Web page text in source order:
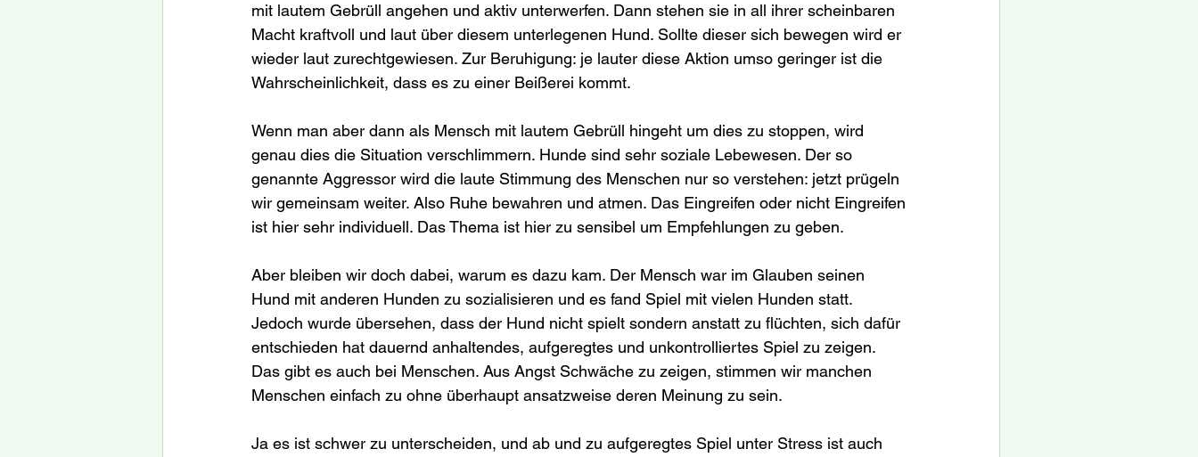
mit lautem Gebrüll angehen und aktiv unterwerfen. Dann stehen sie in all ihrer scheinbaren
Macht kraftvoll und laut über diesem unterlegenen Hund. Sollte dieser sich bewegen wird er
wieder laut zurechtgewiesen. Zur Beruhigung: je lauter diese Aktion umso geringer ist die
Wahrscheinlichkeit, dass es zu einer Beißerei kommt.
Wenn man aber dann als Mensch mit lautem Gebrüll hingeht um dies zu stoppen, wird
genau dies die Situation verschlimmern. Hunde sind sehr soziale Lebewesen. Der so
genannte Aggressor wird die laute Stimmung des Menschen nur so verstehen: jetzt prügeln
wir gemeinsam weiter. Also Ruhe bewahren und atmen. Das Eingreifen oder nicht Eingreifen
ist hier sehr individuell. Das Thema ist hier zu sensibel um Empfehlungen zu geben.
Aber bleiben wir doch dabei, warum es dazu kam. Der Mensch war im Glauben seinen
Hund mit anderen Hunden zu sozialisieren und es fand Spiel mit vielen Hunden statt.
Jedoch wurde übersehen, dass der Hund nicht spielt sondern anstatt zu flüchten, sich dafür
entschieden hat dauernd anhaltendes, aufgeregtes und unkontrolliertes Spiel zu zeigen.
Das gibt es auch bei Menschen. Aus Angst Schwäche zu zeigen, stimmen wir manchen
Menschen einfach zu ohne überhaupt ansatzweise deren Meinung zu sein.
Ja es ist schwer zu unterscheiden, und ab und zu aufgeregtes Spiel unter Stress ist auch